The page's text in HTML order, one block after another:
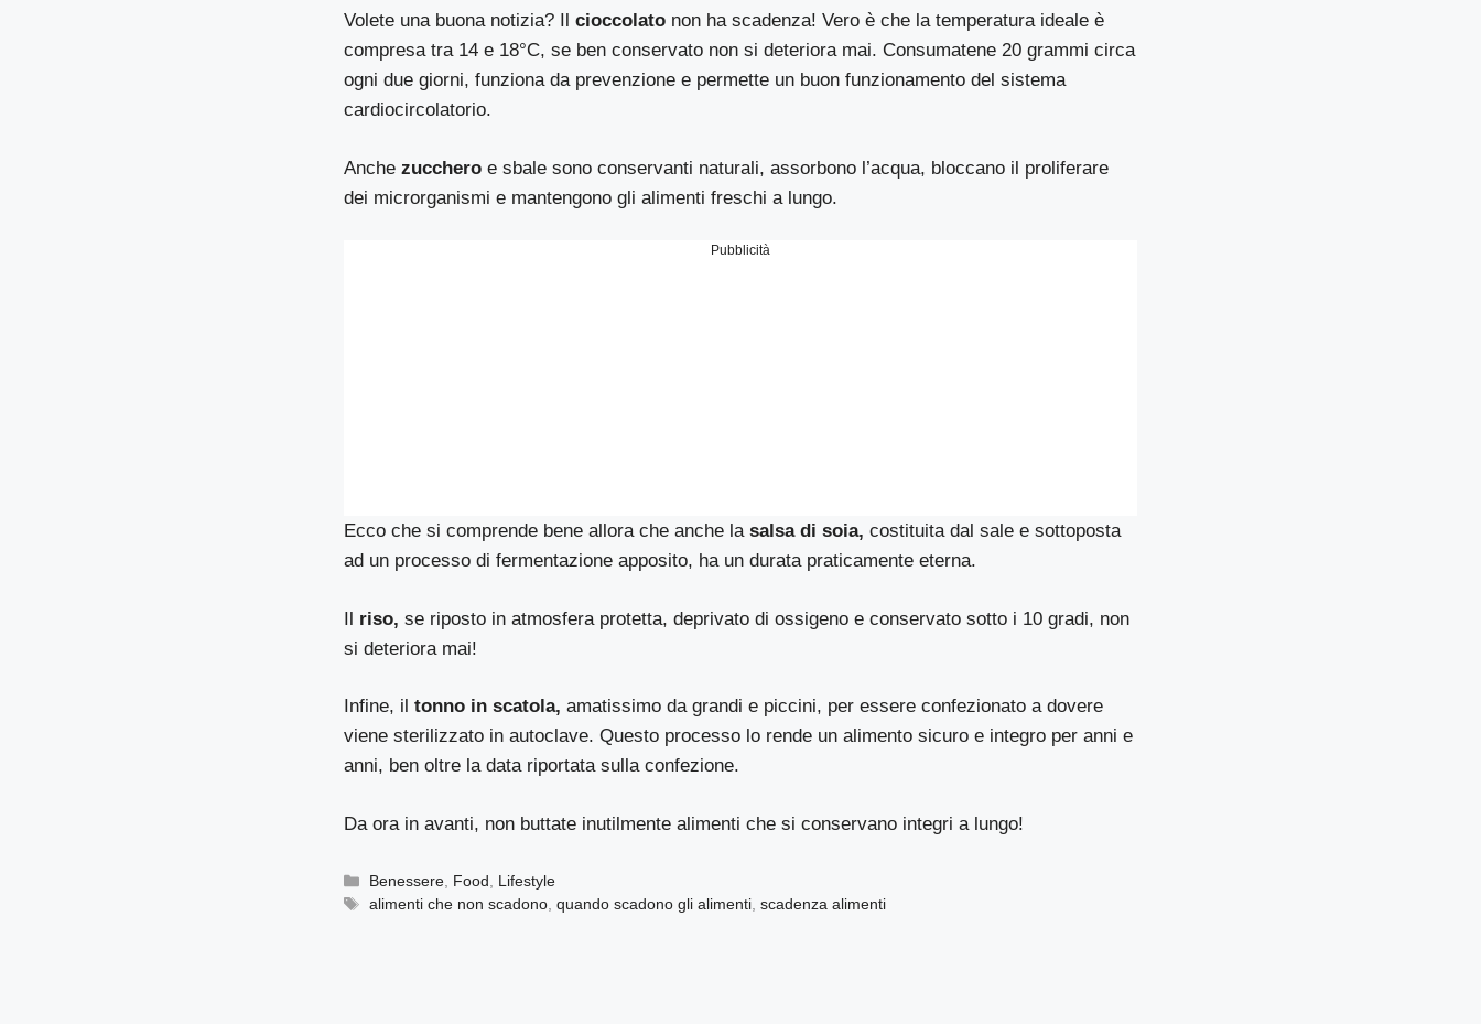
Volete una buona notizia? Ilcioccolato non ha scadenza! Vero è che la temperatura ideale è
compresa tra 14 e 18°C, se ben conservato non si deteriora mai. Consumatene 20 grammi circa
ogni due giorni, funziona da prevenzione e permette un buon funzionamento del sistema
cardiocircolatorio.
Anchezucchero e sbale sono conservanti naturali, assorbono l’acqua, bloccano il proliferare
dei microrganismi e mantengono gli alimenti freschi a lungo.
Pubblicità
Ecco che si comprende bene allora che anche lasalsa di soia, costituita dal sale e sottoposta
ad un processo di fermentazione apposito, ha un durata praticamente eterna.
Il riso, se riposto in atmosfera protetta, deprivato di ossigeno e conservato sotto i 10 gradi, non
si deteriora mai!
Infine, iltonno in scatola, amatissimo da grandi e piccini, per essere confezionato a dovere
viene sterilizzato in autoclave. Questo processo lo rende un alimento sicuro e integro per anni e
anni, ben oltre la data riportata sulla confezione.
Da ora in avanti, non buttate inutilmente alimenti che si conservano integri a lungo!
Categorie
Benessere, Food, Lifestyle
Tag
alimenti che non scadono,quando scadono gli alimenti,scadenza alimenti